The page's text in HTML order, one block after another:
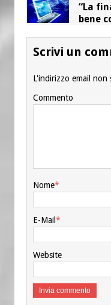
“La
bene
Scrivi un
L'indirizzo email non
Commento
Nome*
E-Mail*
Website